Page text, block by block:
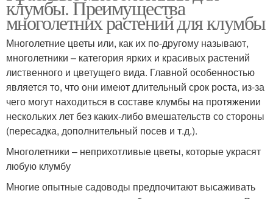
клумбы. Преимущества
многолетних растений для клумбы
Многолетние цветы или, как их по-другому называют,
многолетники – категория ярких и красивых растений
лиственного и цветущего вида. Главной особенностью
является то, что они имеют длительный срок роста, из-за
чего могут находиться в составе клумбы на протяжении
нескольких лет без каких-либо вмешательств со стороны
(пересадка, дополнительный посев и т.д.).
Многолетники – неприхотливые цветы, которые украсят
любую клумбу
Многие опытные садоводы предпочитают высаживать